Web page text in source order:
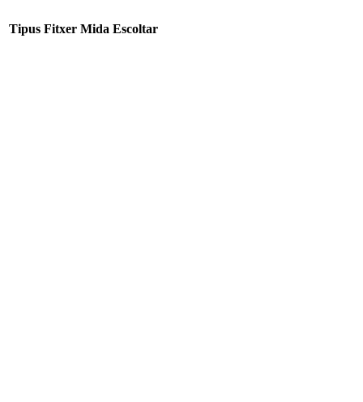
Tipus Fitxer Mida Escoltar